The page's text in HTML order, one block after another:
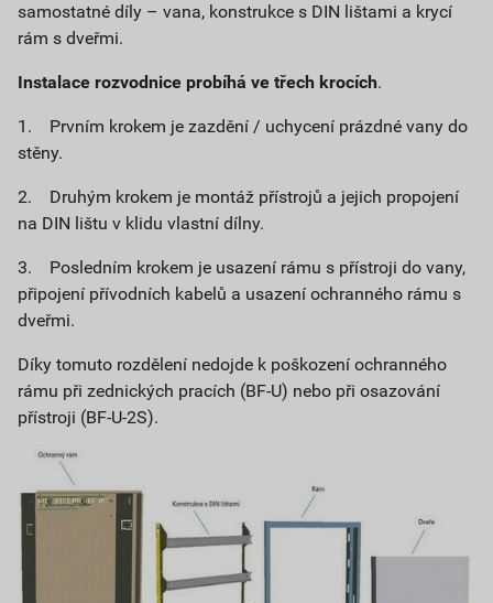
samostatné díly – vana, konstrukce s DIN lištami a krycí
rám s dveřmi.
Instalace rozvodnice probíhá ve třech krocích.
1. Prvním krokem je zazdění / uchycení prázdné vany do
stěny.
2. Druhým krokem je montáž přístrojů a jejich propojení
na DIN lištu v klidu vlastní dílny.
3. Posledním krokem je usazení rámu s přístroji do vany,
připojení přívodních kabelů a usazení ochranného rámu s
dveřmi.
Díky tomuto rozdělení nedojde k poškození ochranného
rámu při zednických pracích (BF-U) nebo při osazování
přístroji (BF-U-2S).